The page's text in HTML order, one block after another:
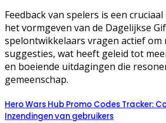
Feedback van spelers is een
het vormgeven van de Dagelijkse
spelontwikkelaars vragen actief om
suggesties, wat heeft geleid tot
en boeiende uitdagingen die
gemeenschap.
Hero Wars Hub Promo Codes Tracker:
Inzendingen van gebruikers